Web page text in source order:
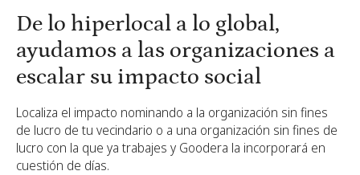
De lo hiperlocal a lo global,
ayudamos a las organizaciones a
escalar su impacto social
Localiza el impacto nominando a la organización sin fines
de lucro de tu vecindario o a una organización sin fines de
lucro con la que ya trabajes y Goodera la incorporará en
cuestión de días.